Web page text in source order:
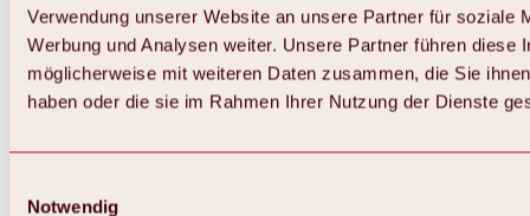
Verwendung unserer Website an unsere Partner für soziale
Werbung und Analysen weiter. Unsere Partner führen diese
möglicherweise mit weiteren Daten zusammen, die Sie
haben oder die sie im Rahmen Ihrer Nutzung der Dienste
Notwendig